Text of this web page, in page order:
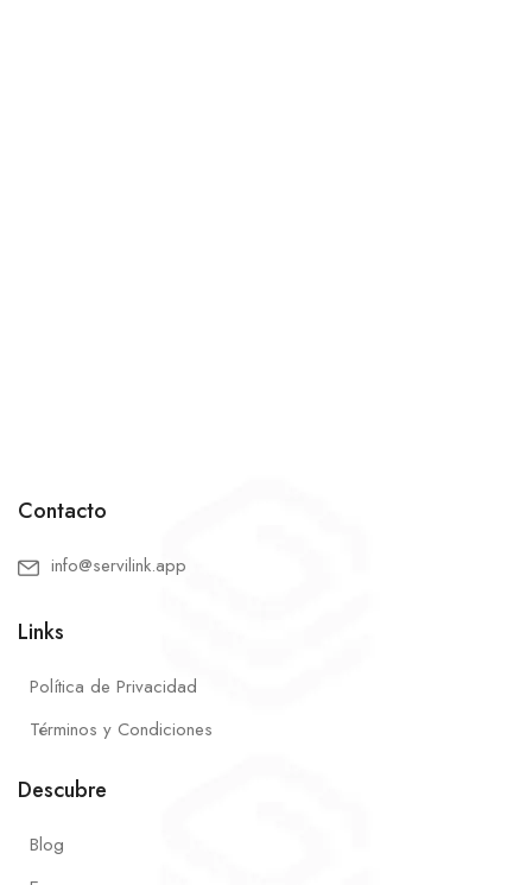
Contacto
info@servilink.app
Links
Política de Privacidad
Términos y Condiciones
Descubre
Blog